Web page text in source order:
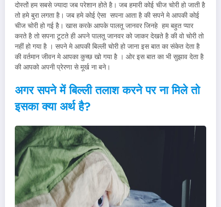
दोस्तों हम सबसे ज्यादा जब परेशान होते है। जब हमारी कोई चीज चोरी हो जाती है
तो हमे बुरा लगता है। जब हमे कोई ऐसा सपना आता है की सपने मे आपकी कोई
चीज चोरी हो गई है। खास करके आपके पालतू जानवर जिनहे हम बहुत प्यार
करते है तो सपना टूटते ही अपने पालतू जानवर को जाकर देखते है की वो चोरी तो
नहीं हो गया है । सपने मे आपकी बिल्ली चोरी हो जाना इस बात का संकेत देता है
की वर्तमान जीवन मे आपका कुच्छ खो गया है । ओर इस बात का भी सुझाव देता है
की आपको अपनी प्रेरणा से मूर्ख ना बने।
अगर सपने में बिल्ली तलाश करने पर ना मिले तो
इसका क्या अर्थ है?